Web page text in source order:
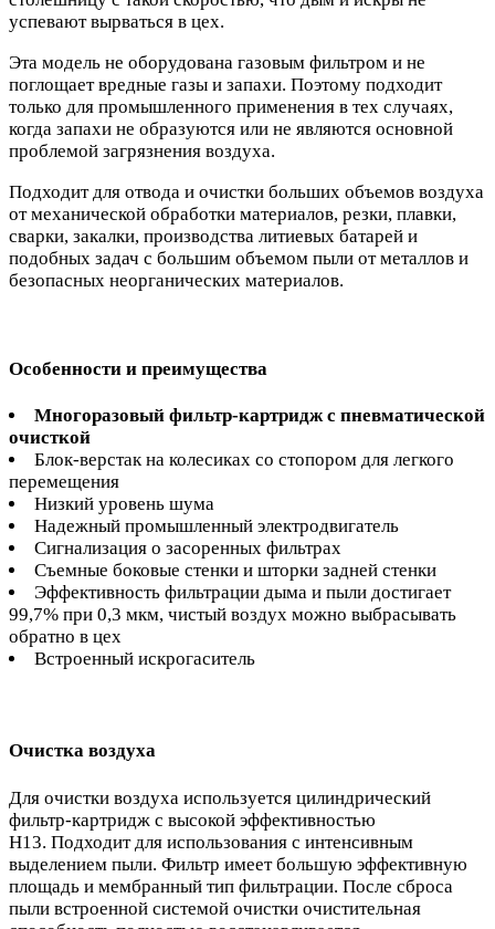
успевают вырваться в цех.
Эта модель не оборудована газовым фильтром и не
поглощает вредные газы и запахи. Поэтому подходит
только для промышленного применения в тех случаях,
когда запахи не образуются или не являются основной
проблемой загрязнения воздуха.
Подходит для отвода и очистки больших объемов воздуха
от механической обработки материалов, резки, плавки,
сварки, закалки, производства литиевых батарей и
подобных задач с большим объемом пыли от металлов и
безопасных неорганических материалов.
Особенности и преимущества
Многоразовый фильтр-картридж с пневматической
очисткой
Блок-верстак на колесиках со стопором для легкого
перемещения
Низкий уровень шума
Надежный промышленный электродвигатель
Сигнализация о засоренных фильтрах
Съемные боковые стенки и шторки задней стенки
Эффективность фильтрации дыма и пыли достигает
99,7% при 0,3 мкм, чистый воздух можно выбрасывать
обратно в цех
Встроенный искрогаситель
Очистка воздуха
Для очистки воздуха используется цилиндрический
фильтр-картридж с высокой эффективностью
H13. Подходит для использования с интенсивным
выделением пыли. Фильтр имеет большую эффективную
площадь и мембранный тип фильтрации. После сброса
пыли встроенной системой очистки очистительная